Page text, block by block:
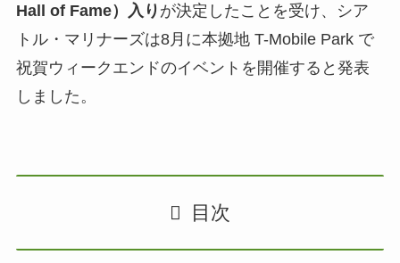
Hall of Fame）入り が決定したことを受け、シア
トル・マリナーズは8月に本拠地 T-Mobile Park で
祝賀ウィークエンドのイベントを開催すると発表
しました。
目次